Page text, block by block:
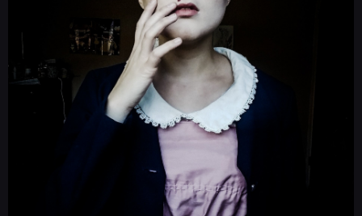
TECHNOLOGIE
DYSKUSJE
JUŻ GRALIŚMY